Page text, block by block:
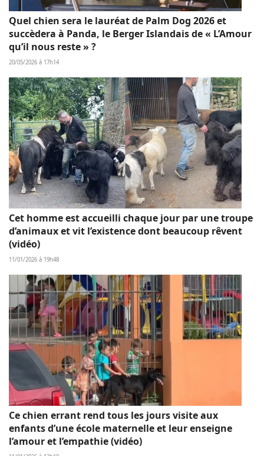
Quel chien sera le lauréat de Palm Dog 2026 et
succèdera à Panda, le Berger Islandais de « L’Amour
qu’il nous reste » ?
20/05/2026 à 17h14
Cet homme est accueilli chaque jour par une troupe
d’animaux et vit l’existence dont beaucoup rêvent
(vidéo)
11/01/2026 à 19h48
Ce chien errant rend tous les jours visite aux
enfants d’une école maternelle et leur enseigne
l’amour et l’empathie (vidéo)